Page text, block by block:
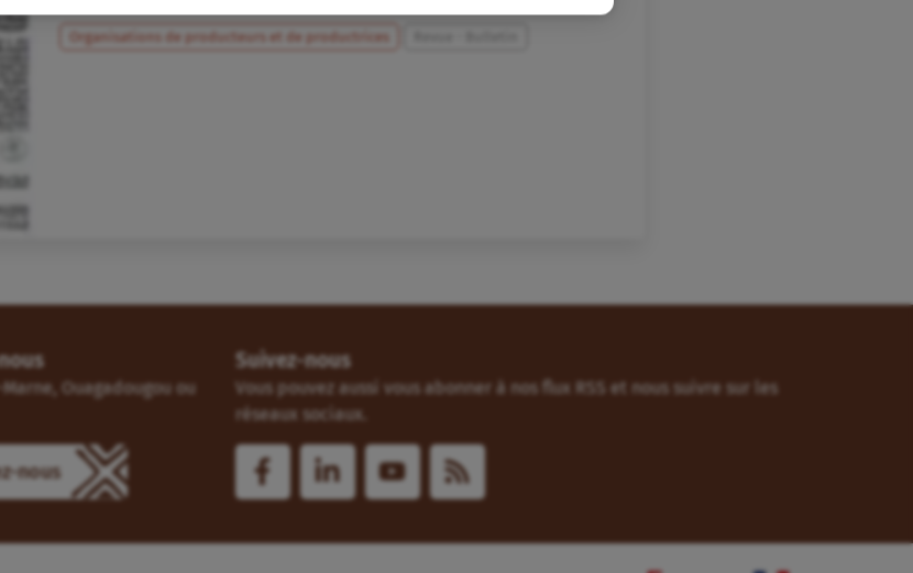
Organisations de producteurs et de productrices
Ouagadougou ou
nous
Suivez-nous
Vous pouvez aussi vous abonner à nos flux RSS et nous suivre sur les
réseaux sociaux.